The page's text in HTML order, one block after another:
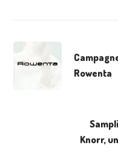
Rowenta
Knorr,